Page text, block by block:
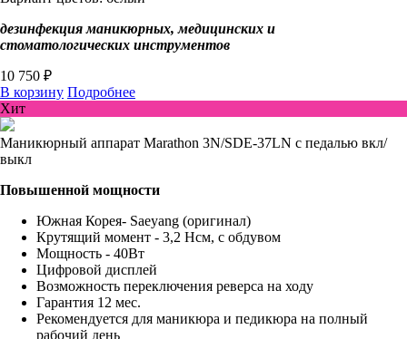
дезинфекция маникюрных, медицинских и
стоматологических инструментов
10 750 ₽
В корзину Подробнее
Хит
Маникюрный аппарат Marathon 3N/SDE-37LN с педалью вкл/
выкл
Повышенной мощности
Южная Корея- Saeyang (оригинал)
Крутящий момент - 3,2 Нсм, с обдувом
Мощность - 40Вт
Цифровой дисплей
Возможность переключения реверса на ходу
Гарантия 12 мес.
Рекомендуется для маникюра и педикюра на полный
рабочий день